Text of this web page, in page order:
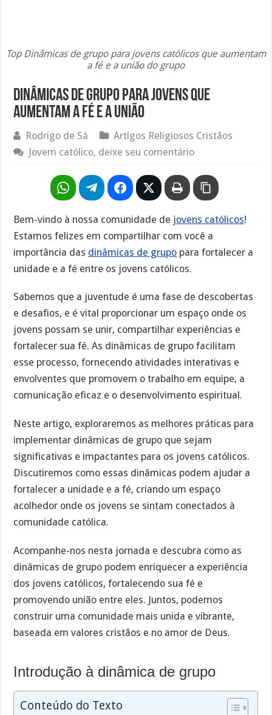
Top Dinâmicas de grupo para jovens católicos que aumentam
a fé e a união do grupo
Dinâmicas de grupo para jovens que
aumentam a fé e a união
Rodrigo de Sá
Artigos Religiosos Cristãos
Jovem católico, deixe seu comentário
Bem-vindo à nossa comunidade de jovens católicos!
Estamos felizes em compartilhar com você a
importância das dinâmicas de grupo para fortalecer a
unidade e a fé entre os jovens católicos.
Sabemos que a juventude é uma fase de descobertas
e desafios, e é vital proporcionar um espaço onde os
jovens possam se unir, compartilhar experiências e
fortalecer sua fé. As dinâmicas de grupo facilitam
esse processo, fornecendo atividades interativas e
envolventes que promovem o trabalho em equipe, a
comunicação eficaz e o desenvolvimento espiritual.
Neste artigo, exploraremos as melhores práticas para
implementar dinâmicas de grupo que sejam
significativas e impactantes para os jovens católicos.
Discutiremos como essas dinâmicas podem ajudar a
fortalecer a unidade e a fé, criando um espaço
acolhedor onde os jovens se sintam conectados à
comunidade católica.
Acompanhe-nos nesta jornada e descubra como as
dinâmicas de grupo podem enriquecer a experiência
dos jovens católicos, fortalecendo sua fé e
promovendo união entre eles. Juntos, podemos
construir uma comunidade mais unida e vibrante,
baseada em valores cristãos e no amor de Deus.
Introdução à dinâmica de grupo
Conteúdo do Texto